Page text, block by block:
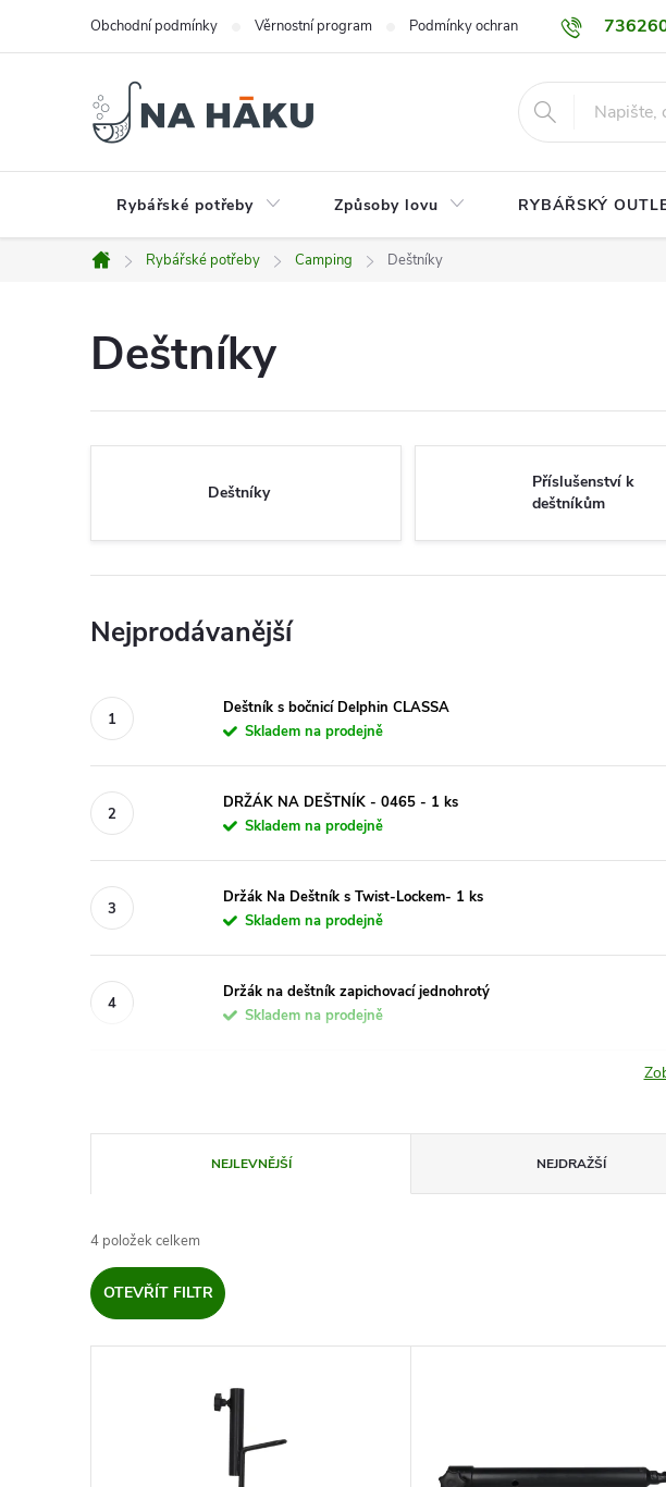
Obchodní podmínky Věrnostní program Podmínky ochrany osobních údajů
Rybářské potřeby Způsoby lovu RYBÁŘSKÝ
Domů
Rybářské potřeby Camping Deštníky
Deštníky
Deštníky
Příslušenství k
deštníkům
Nejprodávanější
Deštník s bočnicí Delphin CLASSA
Skladem na prodejně
DRŽÁK NA DEŠTNÍK - 0465 - 1 ks
Skladem na prodejně
Držák Na Deštník s Twist-Lockem- 1 ks
Skladem na prodejně
Držák na deštník zapichovací jednohrotý
Skladem na prodejně
a
z
e
NEJLEVNĚJŠÍ NEJDRAŽŠÍ
4 položek celkem
OTEVŘÍT FILTR